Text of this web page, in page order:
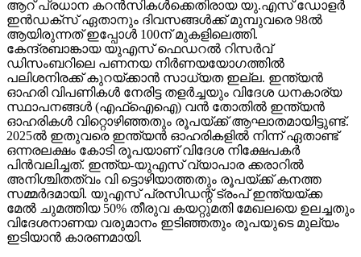
ഡിസംബറിലെ പണനയ നിര്‍ണയയോഗത്തില്‍
പലിശനിരക്ക് കുറയ്ക്കാന്‍ സാധ്യത ഇല്ല. ഇന്ത്യന്‍
ഓഹരി വിപണികള്‍ നേരിട്ട തളര്‍ച്ചയും വിദേശ ധനകാര്യ
സ്ഥാപനങ്ങള്‍ (എഫ്‌ഐഐ) വന്‍ തോതില്‍ ഇന്ത്യന്‍
ഓഹരികള്‍ വിറ്റൊഴിഞ്ഞതും രൂപയ്ക്ക് ആഘാതമായിട്ടുണ്ട്.
2025ല്‍ ഇതുവരെ ഇന്ത്യന്‍ ഓഹരികളില്‍ നിന്ന് ഏതാണ്ട്
ഒന്നരലക്ഷം കോടി രൂപയാണ് വിദേശ നിക്ഷേപകര്‍
പിന്‍വലിച്ചത്. ഇന്ത്യ-യുഎസ് വ്യാപാര ക്കരാറില്‍
അനിശ്ചിതത്വം വി ട്ടൊഴിയാത്തതും രൂപയ്ക്ക് കനത്ത
സമ്മര്‍ദമായി. യുഎസ് പ്രസിഡന്റ് ട്രംപ് ഇന്ത്യയ്ക്ക
മേല്‍ ചുമത്തിയ 50% തീരുവ കയറ്റുമതി മേഖലയെ ഉലച്ചതും
വിദേശനാണയ വരുമാനം ഇടിഞ്ഞതും രൂപയുടെ മുല്യം
ഇടിയാന്‍ കാരണമായി.
Continue Reading
kerala